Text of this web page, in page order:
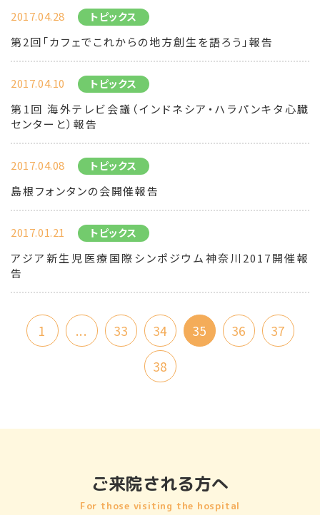
2017.04.28 トピックス
第2回「カフェでこれからの地方創生を語ろう」報告
2017.04.10 トピックス
第1回 海外テレビ会議（インドネシア・ハラパンキタ心臓
センターと）報告
2017.04.08 トピックス
島根フォンタンの会開催報告
2017.01.21 トピックス
アジア新生児医療国際シンポジウム神奈川2017開催報
告
1 ... 33 34 35 36
37
38
ご来院される方へ
For those visiting the hospital